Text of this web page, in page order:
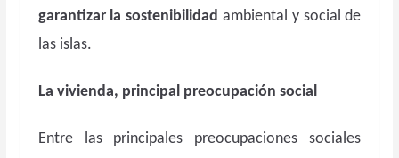
garantizar la sostenibilidad ambiental y social de
las islas.
La vivienda, principal preocupación social
Entre las principales preocupaciones sociales